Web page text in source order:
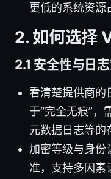
更低的系统资源
2. 如何选择
2.1 安全性与日
看清楚提供商的
于“完全无痕”，
元数据日志等的
加密等级与身份
准，支持多因素